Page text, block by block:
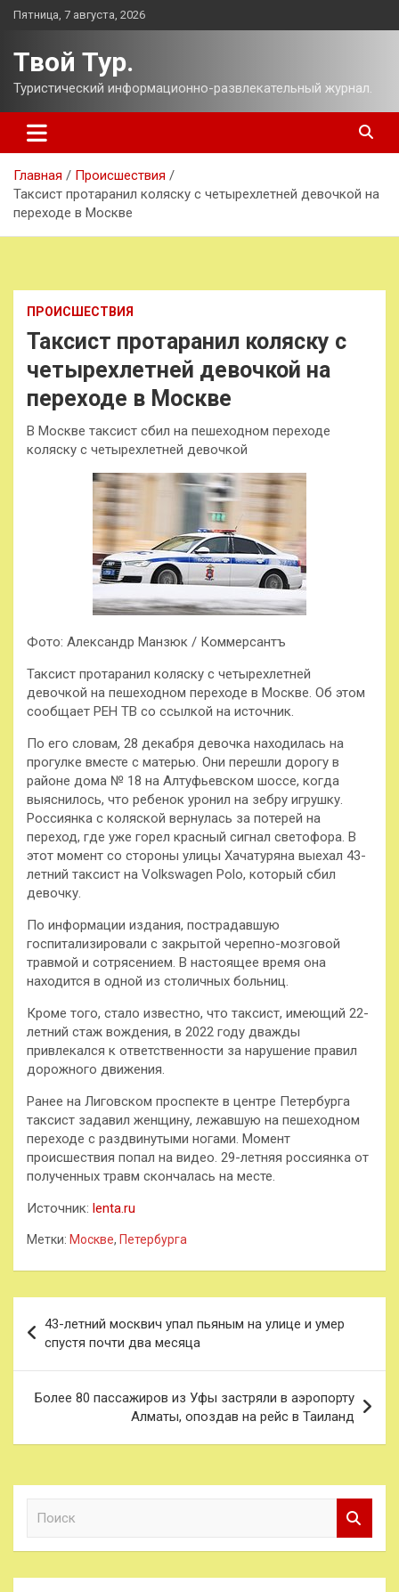
Перейти
Пятница, 7 августа, 2026
Твой Тур.
Туристический информационно-развлекательный журнал.
Главная
Происшествия
Таксист протаранил коляску с четырехлетней девочкой на
переходе в Москве
ПРОИСШЕСТВИЯ
Таксист протаранил коляску с
четырехлетней девочкой на
переходе в Москве
В Москве таксист сбил на пешеходном переходе
коляску с четырехлетней девочкой
Фото: Александр Манзюк / Коммерсантъ
Таксист протаранил коляску с четырехлетней
девочкой на пешеходном переходе в Москве. Об этом
сообщает РЕН ТВ со ссылкой на источник.
По его словам, 28 декабря девочка находилась на
прогулке вместе с матерью. Они перешли дорогу в
районе дома № 18 на Алтуфьевском шоссе, когда
выяснилось, что ребенок уронил на зебру игрушку.
Россиянка с коляской вернулась за потерей на
переход, где уже горел красный сигнал светофора. В
этот момент со стороны улицы Хачатуряна выехал 43-
летний таксист на Volkswagen Polo, который сбил
девочку.
По информации издания, пострадавшую
госпитализировали с закрытой черепно-мозговой
травмой и сотрясением. В настоящее время она
находится в одной из столичных больниц.
Кроме того, стало известно, что таксист, имеющий 22-
летний стаж вождения, в 2022 году дважды
привлекался к ответственности за нарушение правил
дорожного движения.
Ранее на Лиговском проспекте в центре Петербурга
таксист задавил женщину, лежавшую на пешеходном
переходе с раздвинутыми ногами. Момент
происшествия попал на видео. 29-летняя россиянка от
полученных травм скончалась на месте.
Источник: lenta.ru
Метки: Москве, Петербурга
по
записям
43-летний москвич упал пьяным на улице и умер
спустя почти два месяца
Более 80 пассажиров из Уфы застряли в аэропорту
Алматы, опоздав на рейс в Таиланд
к